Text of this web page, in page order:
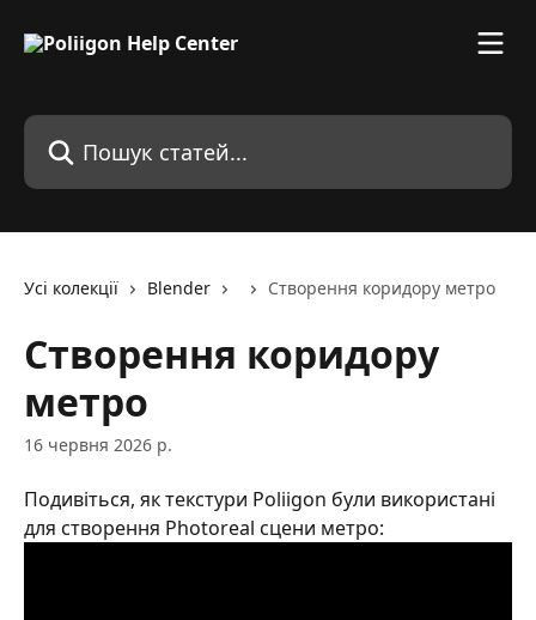
Пошук статей...
Усі колекції Blender Створення коридору метро
Створення коридору
метро
16 червня 2026 р.
Подивіться, як текстури Poliigon були використані
для створення Photoreal сцени метро: